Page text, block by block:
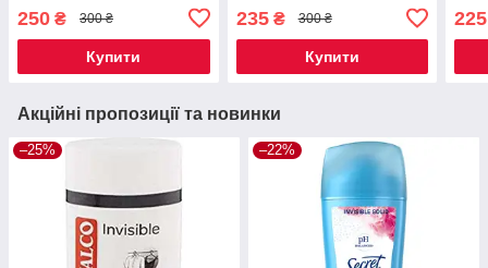
250 ₴ 300 ₴
Купити
235₴ 300 ₴
Купити
225
Акційні пропозиції та новинки
–25% –22%